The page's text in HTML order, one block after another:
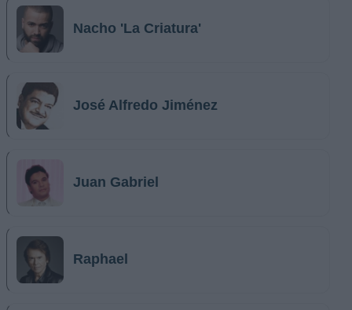
Nacho 'La Criatura'
José Alfredo Jiménez
Juan Gabriel
Raphael